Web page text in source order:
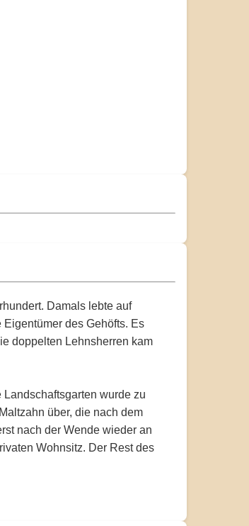
Damals lebte auf
des Gehöfts. Es
doppelten Lehnsherren kam
wurde zu
über, die nach dem
nach der Wende wieder an
Wohnsitz. Der Rest des